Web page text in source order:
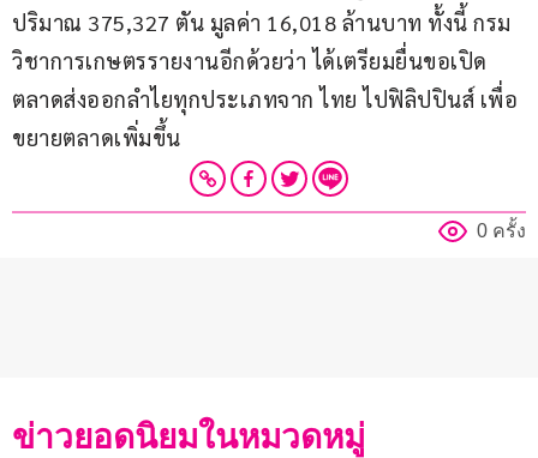
ปริมาณ 375,327 ตัน มูลค่า 16,018 ล้านบาท ทั้งนี้ กรม
วิชาการเกษตรรายงานอีกด้วยว่า ได้เตรียมยื่นขอเปิด
ตลาดส่งออกลำไยทุกประเภทจาก ไทย ไปฟิลิปปินส์ เพื่อ
ขยายตลาดเพิ่มขึ้น
0 ครั้ง
ข่าวยอดนิยมในหมวดหมู่